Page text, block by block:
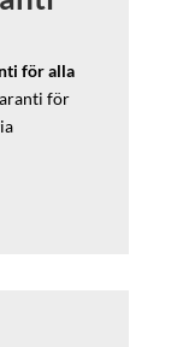
för alla
för